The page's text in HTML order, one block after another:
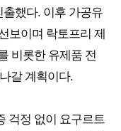
했다. 이후 가공유
보이며 락토프리 제
비롯한 유제품 전
갈 계획이다.
걱정 없이 요구르트